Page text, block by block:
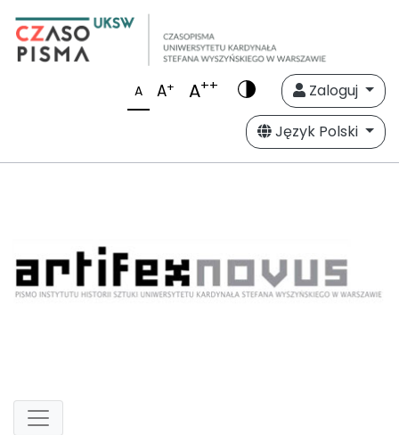
A A+ A++
Zaloguj
Język Polski